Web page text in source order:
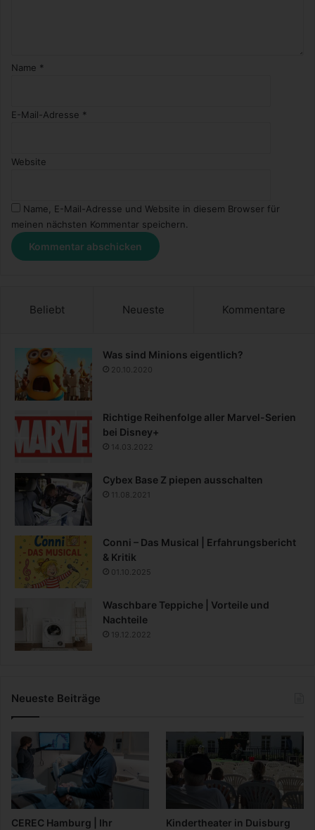
Name *
E-Mail-Adresse *
Website
Name, E-Mail-Adresse und Website in diesem Browser für
meinen nächsten Kommentar speichern.
Beliebt Neueste Kommentare
Was sind Minions eigentlich?
20.10.2020
Richtige Reihenfolge aller Marvel-Serien
bei Disney+
14.03.2022
Cybex Base Z piepen ausschalten
11.08.2021
Conni – Das Musical | Erfahrungsbericht
& Kritik
01.10.2025
Waschbare Teppiche | Vorteile und
Nachteile
19.12.2022
Neueste Beiträge
CEREC Hamburg | Ihr
Kindertheater in Duisburg